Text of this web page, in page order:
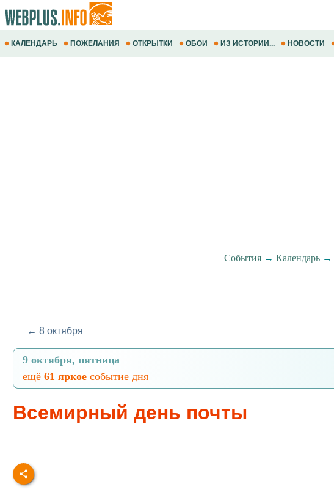
КАЛЕНДАРЬ ПОЖЕЛАНИЯ ОТКРЫТКИ ОБОИ ИЗ ИСТОРИИ... НОВОСТИ
События → Календарь →
← 8 октября
9 октября, пятница
ещё 61 яркое событие дня
Всемирный день почты